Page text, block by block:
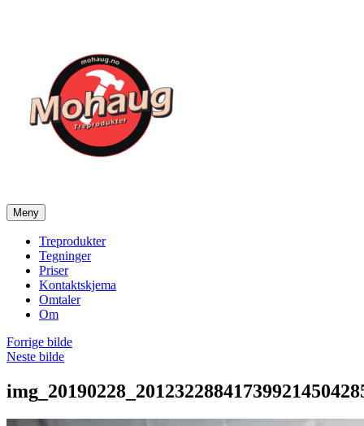
Mohaug Treprodukter
Salg av tegninger og treprodukter
Meny
Treprodukter
Tegninger
Priser
Kontaktskjema
Omtaler
Om
Forrige bilde
Neste bilde